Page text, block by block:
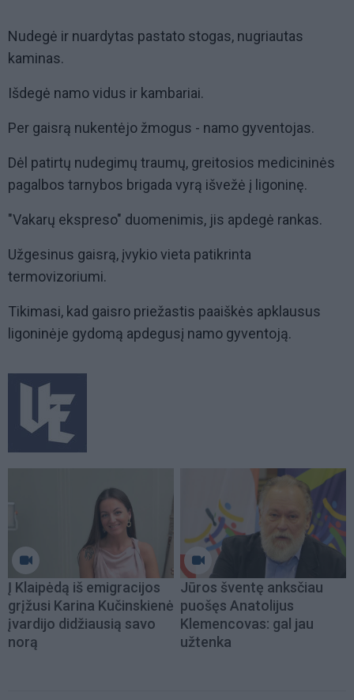
Nudegė ir nuardytas pastato stogas, nugriautas
kaminas.
Išdegė namo vidus ir kambariai.
Per gaisrą nukentėjo žmogus - namo gyventojas.
Dėl patirtų nudegimų traumų, greitosios medicininės
pagalbos tarnybos brigada vyrą išvežė į ligoninę.
"Vakarų ekspreso" duomenimis, jis apdegė rankas.
Užgesinus gaisrą, įvykio vieta patikrinta
termovizoriumi.
Tikimasi, kad gaisro priežastis paaiškės apklausus
ligoninėje gydomą apdegusį namo gyventoją.
Į Klaipėdą iš emigracijos
grįžusi Karina Kučinskienė
įvardijo didžiausią savo
norą
Jūros šventę anksčiau
puošęs Anatolijus
Klemencovas: gal jau
užtenka